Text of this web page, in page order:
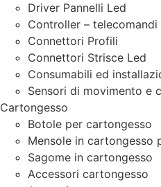
Driver Pannelli Led
Controller – telecomandi
Connettori Profili
Connettori Strisce Led
Consumabili ed
Sensori di movimento e
Cartongesso
Botole per cartongesso
Mensole in cartongesso
Sagome in cartongesso
Accessori cartongesso